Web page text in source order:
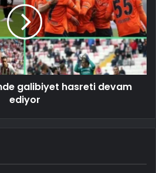
galibiyet hasreti devam
ediyor